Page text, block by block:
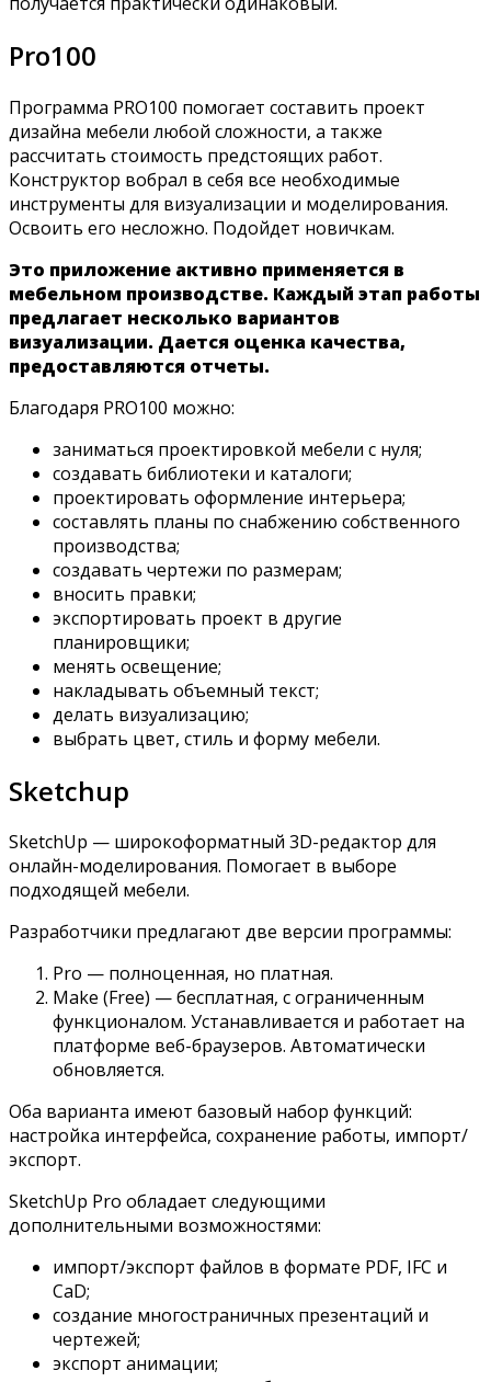
Pro100
Программа PRO100 помогает составить проект
дизайна мебели любой сложности, а также
рассчитать стоимость предстоящих работ.
Конструктор вобрал в себя все необходимые
инструменты для визуализации и моделирования.
Освоить его несложно. Подойдет новичкам.
Это приложение активно применяется в
мебельном производстве. Каждый этап работы
предлагает несколько вариантов
визуализации. Дается оценка качества,
предоставляются отчеты.
Благодаря PRO100 можно:
заниматься проектировкой мебели с нуля;
создавать библиотеки и каталоги;
проектировать оформление интерьера;
составлять планы по снабжению собственного
производства;
создавать чертежи по размерам;
вносить правки;
экспортировать проект в другие
планировщики;
менять освещение;
накладывать объемный текст;
делать визуализацию;
выбрать цвет, стиль и форму мебели.
Sketchup
SketchUp — широкоформатный 3D-редактор для
онлайн-моделирования. Помогает в выборе
подходящей мебели.
Разработчики предлагают две версии программы:
Pro — полноценная, но платная.
Make (Free) — бесплатная, с ограниченным
функционалом. Устанавливается и работает на
платформе веб-браузеров. Автоматически
обновляется.
Оба варианта имеют базовый набор функций:
настройка интерфейса, сохранение работы, импорт/
экспорт.
SketchUp Pro обладает следующими
дополнительными возможностями:
импорт/экспорт файлов в формате PDF, IFC и
CaD;
создание многостраничных презентаций и
чертежей;
экспорт анимации;